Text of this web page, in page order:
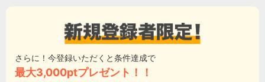
さらに！今登録いただくと条件達成で
最大3,000ptプレゼント！！